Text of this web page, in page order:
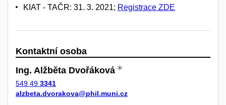
KIAT - TAČR: 31. 3. 2021; Registrace ZDE
Kontaktní osoba
Ing. Alžběta Dvořáková
549 49 3341
alzbeta.dvorakova@phil.muni.cz